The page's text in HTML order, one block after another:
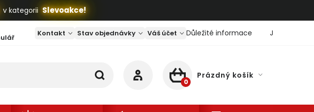
v kategorii Slevoakce!
Kontakt Stav objednávky Váš účet Důležité informace Jaký je
NÁKUPNÍ KOŠÍK
Prázdný košík